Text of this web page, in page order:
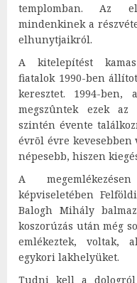
templomban. Az
mindenkinek a
elhunytjaikról.
A kitelepítést
fiatalok 1990-ben
keresztet. 1994-
megszûntek ezek az
szintén évente
évrõl évre
népesebb, hiszen
A
képviseletében
Balogh Mihály
koszorúzás után még
emlékeztek, voltak,
egykori lakhelyüket.
Tudni kell a